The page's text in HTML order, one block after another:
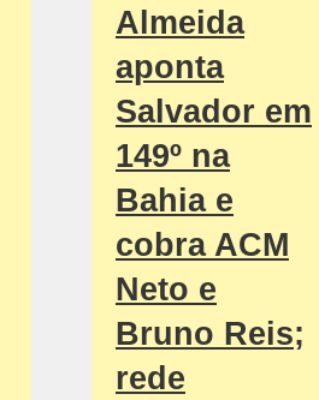
Almeida
aponta
Salvador em
149º na
Bahia e
cobra ACM
Neto e
Bruno Reis;
rede